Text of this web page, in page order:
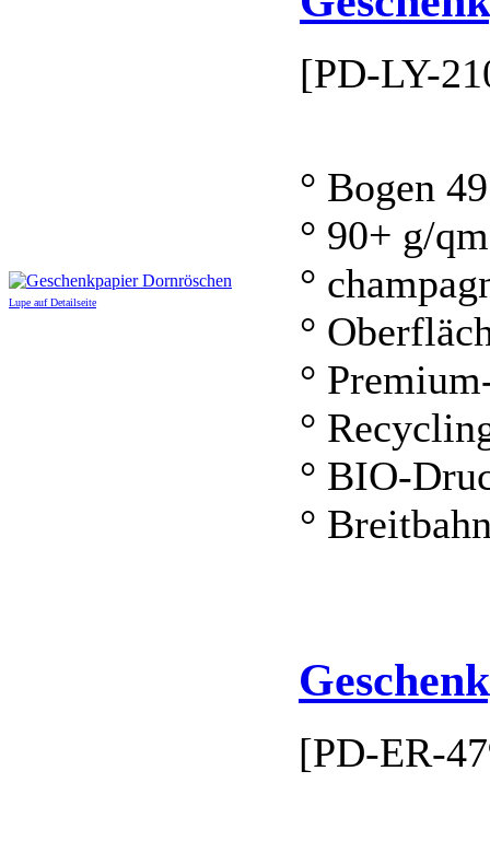
Lupe auf Detailseite
[PD-LY-
° Bogen
° 90+ g/qm
°
°
°
°
° BIO-
°
[PD-ER-